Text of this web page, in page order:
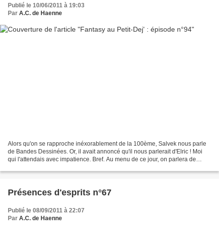
Publié le 10/06/2011 à 19:03
Par A.C. de Haenne
Alors qu'on se rapproche inéxorablement de la 100ème, Salvek nous parle
de Bandes Dessinées. Or, il avait annoncé qu'il nous parlerait d'Elric ! Moi
qui l'attendais avec impatience. Bref. Au menu de ce jour, on parlera de
Présences d'esprits n°67
Publié le 08/09/2011 à 22:07
Par A.C. de Haenne